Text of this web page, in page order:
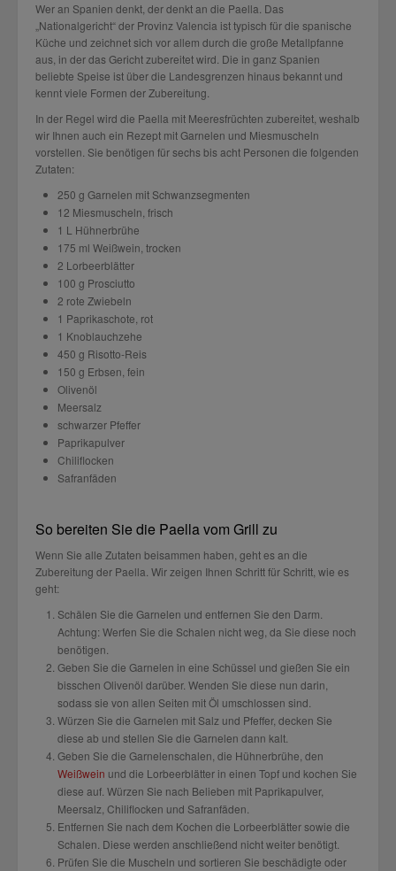
Wer an Spanien denkt, der denkt an die Paella. Das
„Nationalgericht“ der Provinz Valencia ist typisch für die spanische
Küche und zeichnet sich vor allem durch die große Metallpfanne
aus, in der das Gericht zubereitet wird. Die in ganz Spanien
beliebte Speise ist über die Landesgrenzen hinaus bekannt und
kennt viele Formen der Zubereitung.
In der Regel wird die Paella mit Meeresfrüchten zubereitet, weshalb
wir Ihnen auch ein Rezept mit Garnelen und Miesmuscheln
vorstellen. Sie benötigen für sechs bis acht Personen die folgenden
Zutaten:
250 g Garnelen mit Schwanzsegmenten
12 Miesmuscheln, frisch
1 L Hühnerbrühe
175 ml Weißwein, trocken
2 Lorbeerblätter
100 g Prosciutto
2 rote Zwiebeln
1 Paprikaschote, rot
1 Knoblauchzehe
450 g Risotto-Reis
150 g Erbsen, fein
Olivenöl
Meersalz
schwarzer Pfeffer
Paprikapulver
Chiliflocken
Safranfäden
So bereiten Sie die Paella vom Grill zu
Wenn Sie alle Zutaten beisammen haben, geht es an die
Zubereitung der Paella. Wir zeigen Ihnen Schritt für Schritt, wie es
geht:
Schälen Sie die Garnelen und entfernen Sie den Darm.
Achtung: Werfen Sie die Schalen nicht weg, da Sie diese noch
benötigen.
Geben Sie die Garnelen in eine Schüssel und gießen Sie ein
bisschen Olivenöl darüber. Wenden Sie diese nun darin,
sodass sie von allen Seiten mit Öl umschlossen sind.
Würzen Sie die Garnelen mit Salz und Pfeffer, decken Sie
diese ab und stellen Sie die Garnelen dann kalt.
Geben Sie die Garnelenschalen, die Hühnerbrühe, den
Weißwein und die Lorbeerblätter in einen Topf und kochen Sie
diese auf. Würzen Sie nach Belieben mit Paprikapulver,
Meersalz, Chiliflocken und Safranfäden.
Entfernen Sie nach dem Kochen die Lorbeerblätter sowie die
Schalen. Diese werden anschließend nicht weiter benötigt.
Prüfen Sie die Muscheln und sortieren Sie beschädigte oder